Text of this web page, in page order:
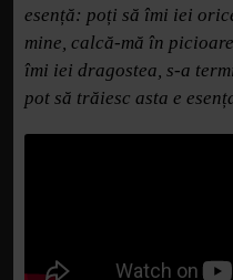
esență: poți să îmi iei
mine, calcă-mă în
îmi iei dragostea, s-a
pot să trăiesc asta e